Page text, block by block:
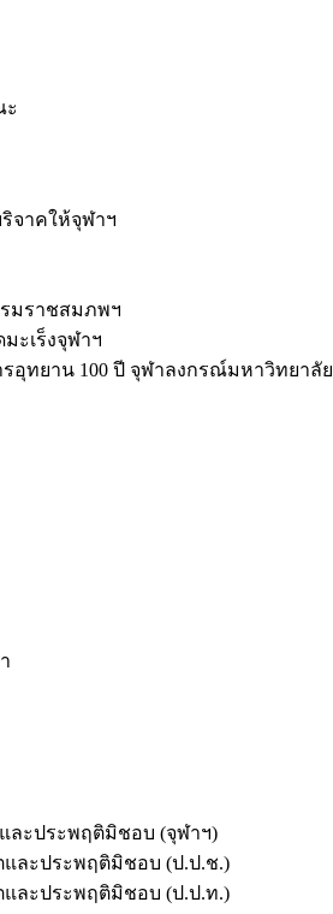
ะ
จาคให้จุฬาฯ
มราชสมภพฯ
ะเร็งจุฬาฯ
รอุทยาน 100 ปี จุฬาลงกรณ์มหาวิทยาลัย
ละประพฤติมิชอบ (จุฬาฯ)
และประพฤติมิชอบ (ป.ป.ช.)
และประพฤติมิชอบ (ป.ป.ท.)